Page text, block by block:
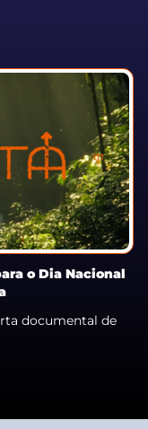
o Dia Nacional
documental de